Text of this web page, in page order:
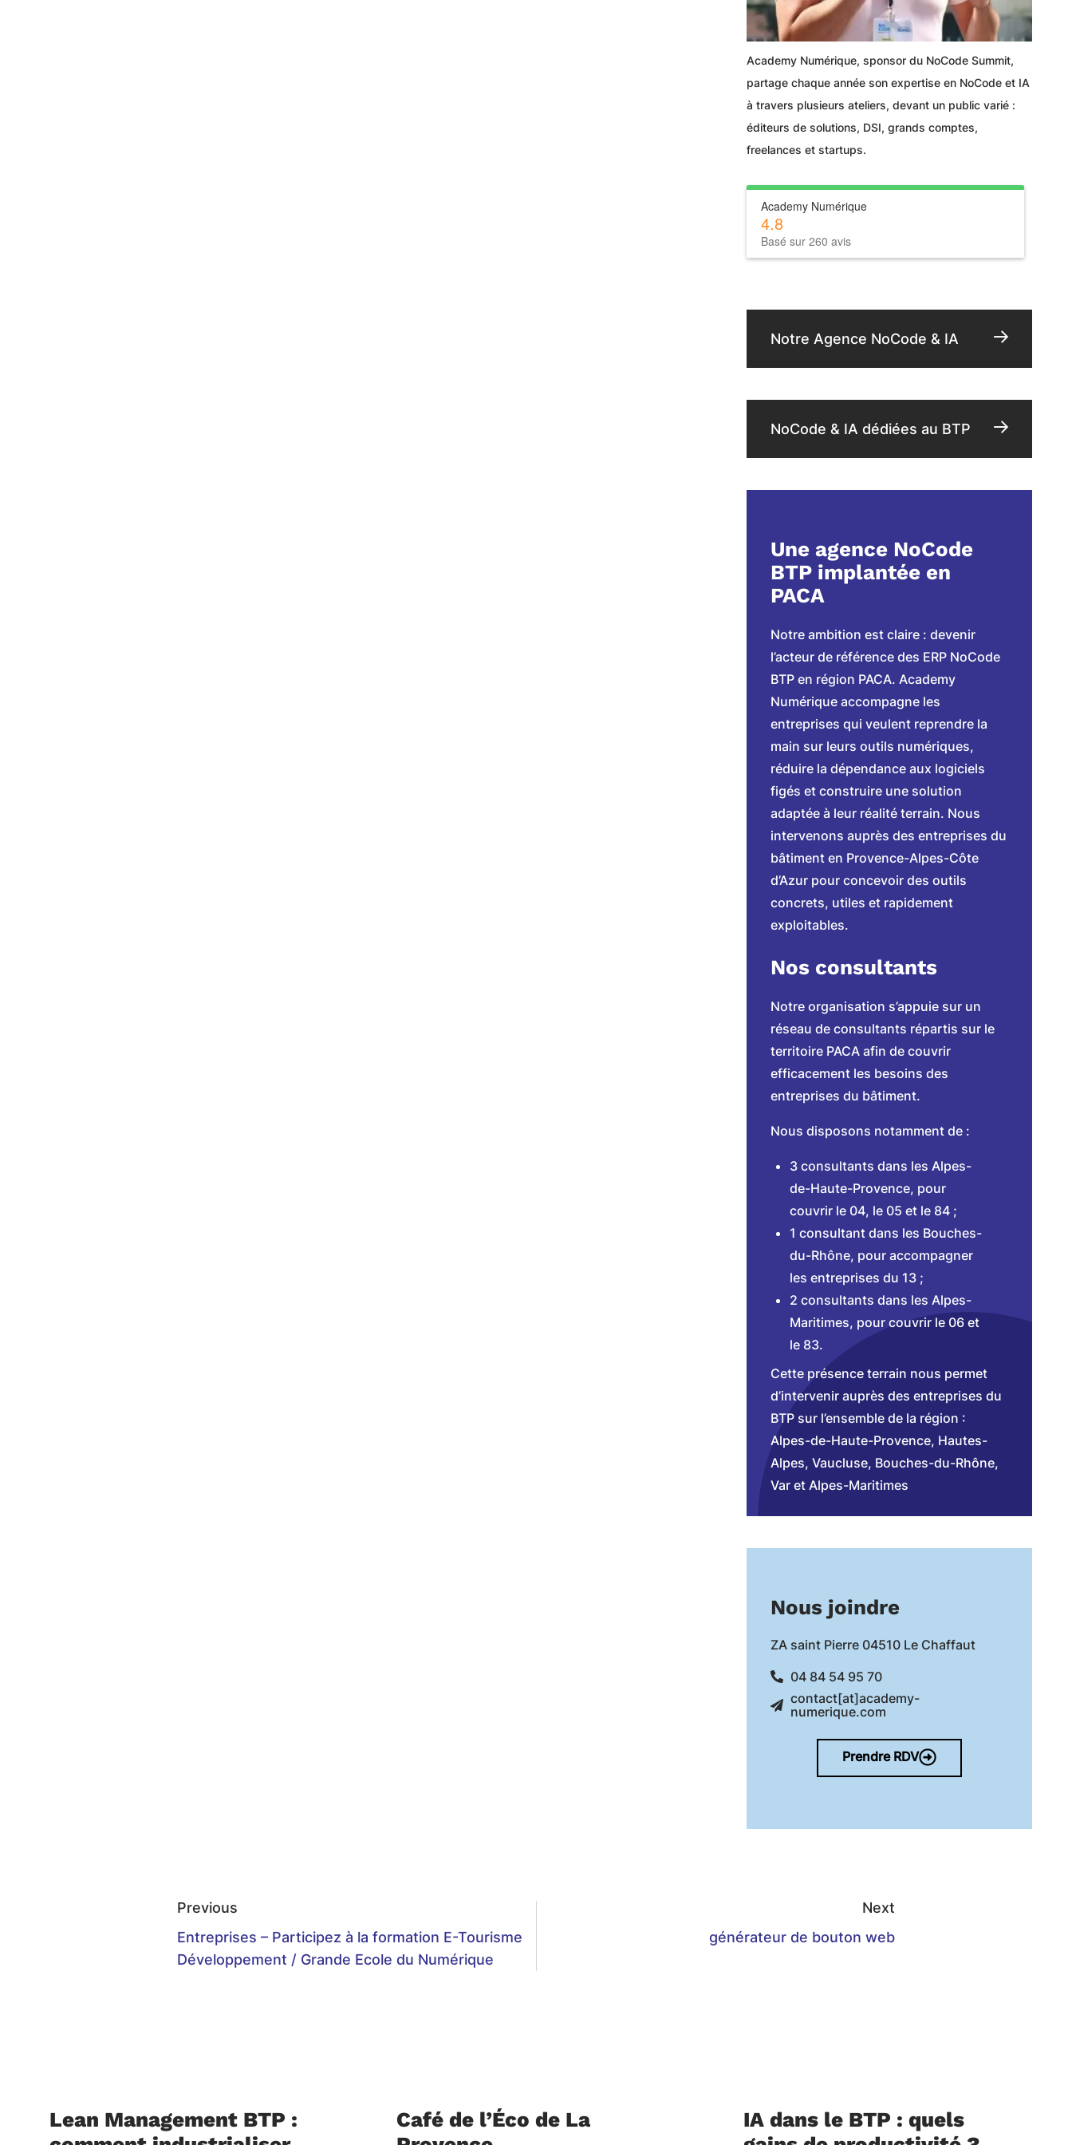
Academy Numérique, sponsor du NoCode Summit,
partage chaque année son expertise en NoCode et IA
à travers plusieurs ateliers, devant un public varié :
éditeurs de solutions, DSI, grands comptes,
freelances et startups.
Academy Numérique
4.8
Basé sur 260 avis
Notre Agence NoCode & IA
NoCode & IA dédiées au BTP
Une agence NoCode
BTP implantée en
PACA
Notre ambition est claire : devenir
l’acteur de référence des ERP NoCode
BTP en région PACA. Academy
Numérique accompagne les
entreprises qui veulent reprendre la
main sur leurs outils numériques,
réduire la dépendance aux logiciels
figés et construire une solution
adaptée à leur réalité terrain. Nous
intervenons auprès des entreprises du
bâtiment en Provence-Alpes-Côte
d’Azur pour concevoir des outils
concrets, utiles et rapidement
exploitables.
Nos consultants
Notre organisation s’appuie sur un
réseau de consultants répartis sur le
territoire PACA afin de couvrir
efficacement les besoins des
entreprises du bâtiment.
Nous disposons notamment de :
3 consultants dans les Alpes-
de-Haute-Provence, pour
couvrir le 04, le 05 et le 84 ;
1 consultant dans les Bouches-
du-Rhône, pour accompagner
les entreprises du 13 ;
2 consultants dans les Alpes-
Maritimes, pour couvrir le 06 et
le 83.
Cette présence terrain nous permet
d’intervenir auprès des entreprises du
BTP sur l’ensemble de la région :
Alpes-de-Haute-Provence, Hautes-
Alpes, Vaucluse, Bouches-du-Rhône,
Var et Alpes-Maritimes
Nous joindre
ZA saint Pierre 04510 Le Chaffaut
04 84 54 95 70
contact[at]academy-
numerique.com
Prendre RDV
Previous
Entreprises – Participez à la formation E-Tourisme
Développement / Grande Ecole du Numérique
Next
générateur de bouton web
Lean Management BTP :
Café de l’Éco de La
IA dans le BTP : quels